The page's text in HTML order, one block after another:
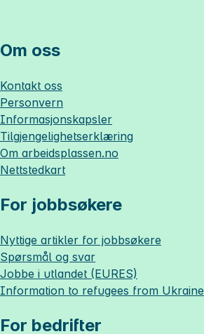
Om oss
Kontakt oss
Personvern
Informasjonskapsler
Tilgjengelighetserklæring
Om arbeidsplassen.no
Nettstedkart
For jobbsøkere
Nyttige artikler for jobbsøkere
Spørsmål og svar
Jobbe i utlandet (EURES)
Information to refugees from Ukraine
For bedrifter